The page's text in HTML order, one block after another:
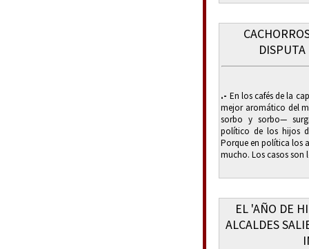
.- En los cafés de la
mejor aromático del
sorbo y sorbo—
político de los hijos
Porque en política los
mucho. Los casos son
EL 'AÑO DE
ALCALDES